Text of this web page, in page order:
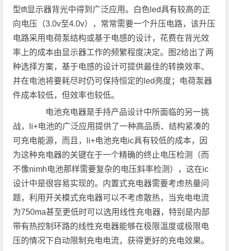
型tft显示器背光中得到广泛应用。白色led具有较高的正
向电压（3.0v至4.0v），常常需要一个升压电路，该升压
电路采用电荷泵结构或基于电感的设计，花费在背光效
率上的成本由显示器工作的频繁程度决定。图2给出了两
种选择方案，基于电感的设计可提供最佳的转换效率、
并在电池将要耗尽时仍可保持恒定的led亮度；电荷泵器
件成本较低，但效率也较低。
电池充电器是手持产品设计中所面临的另一挑
战，li+电池的广泛应用提供了一种高品质、结构紧凑的
可充电能源，而且，li+电池充电ic具有较低的成本，因
为这种充电器的关键在于一个精确的终止电压检测（而
不像nimh电池那样需要复杂的电压斜率检测），这在ic
设计中是很容易实现的。内置式充电器需要考虑热量问
题，利用开关模式充电器可以不考虑散热，当充电电流
为750ma甚至更低时可以选用线性充电器，特别是内部
带有热控制环路的线性充电器能够在极限温度或极限电
压的情况下自动限制充电电流，获得更好的充电效果。